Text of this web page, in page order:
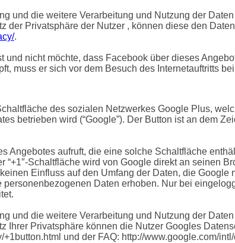
und die weitere Verarbeitung und Nutzung der
der Privatsphäre der Nutzer , können diese den
.
und nicht möchte, dass Facebook über dieses
muss er sich vor dem Besuch des Internetauftritts
des sozialen Netzwerkes Google Plus,
betrieben wird (“Google”). Der Button ist an dem
Angebotes aufruft, die eine solche Schaltfläche
“+1″-Schaltfläche wird von Google direkt an seinen
Einfluss auf den Umfang der Daten, die
Daten erhoben. Nur bei
und die weitere Verarbeitung und Nutzung der
Ihrer Privatsphäre können die Nutzer Googles
und der FAQ: http://www.google.com/